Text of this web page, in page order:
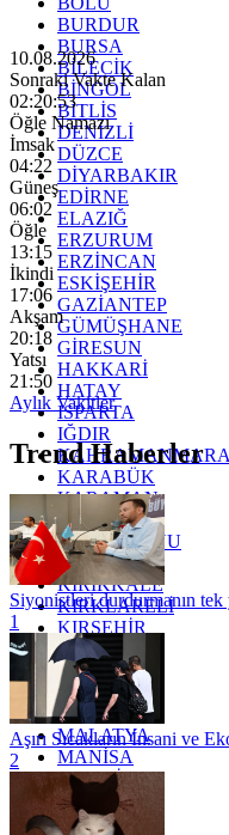
BURDUR
BURSA
BİLECİK
BİNGÖL
BİTLİS
DENİZLİ
DÜZCE
DİYARBAKIR
EDİRNE
ELAZIĞ
ERZURUM
ERZİNCAN
ESKİŞEHİR
GAZİANTEP
GÜMÜŞHANE
GİRESUN
HAKKARİ
HATAY
ISPARTA
IĞDIR
KARABÜK
KARAMAN
KARS
KASTAMONU
KAYSERİ
KIRIKKALE
KIRKLARELİ
KIRŞEHİR
KOCAELİ
KONYA
KÜTAHYA
KİLİS
MALATYA
MANİSA
MARDİN
MERSİN
MUĞLA
10.08.2026
Sonraki Vakte Kalan
02:20:51
Öğle Namazı
İmsak
04:22
Güneş
06:02
Öğle
13:15
İkindi
17:06
Akşam
20:18
Yatsı
21:50
Aylık Vakitler
Trend Haberler
Siyonistleri durdurmanın tek
1
Aşırı Sıcakların İnsani ve
2